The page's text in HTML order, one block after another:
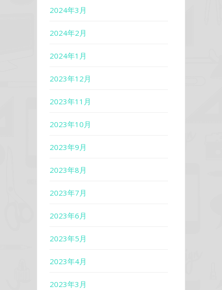
2024年3月
2024年2月
2024年1月
2023年12月
2023年11月
2023年10月
2023年9月
2023年8月
2023年7月
2023年6月
2023年5月
2023年4月
2023年3月